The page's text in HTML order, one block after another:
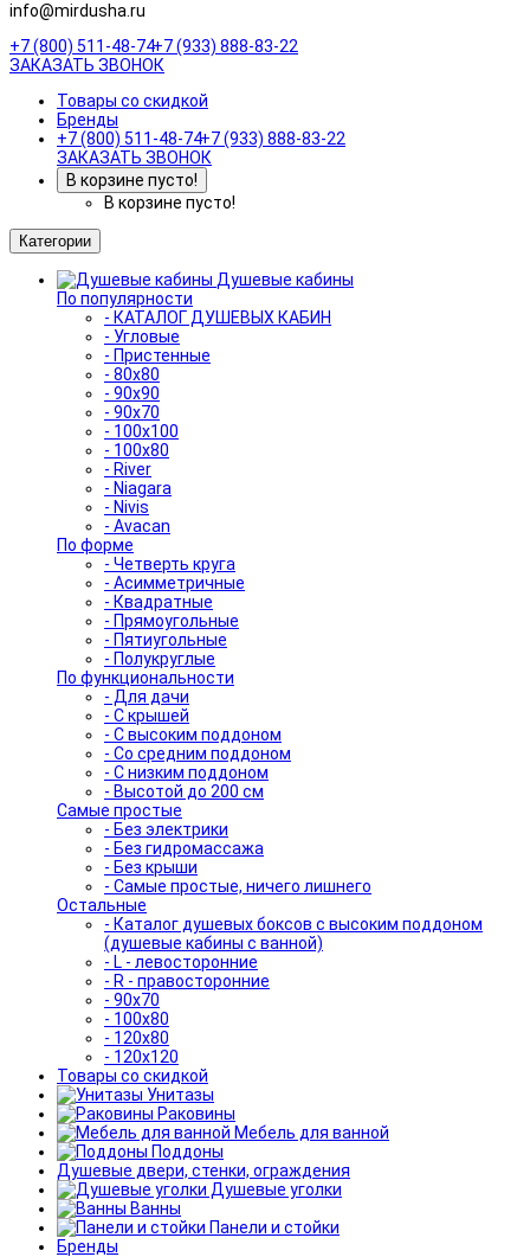
info@mirdusha.ru
+7 (800) 511-48-74+7 (933) 888-83-22
ЗАКАЗАТЬ ЗВОНОК
Товары со скидкой
Бренды
+7 (800) 511-48-74+7 (933) 888-83-22
ЗАКАЗАТЬ ЗВОНОК
В корзине пусто!
В корзине пусто!
Категории
Душевые кабины
По популярности
- КАТАЛОГ ДУШЕВЫХ КАБИН
- Угловые
- Пристенные
- 80x80
- 90x90
- 90x70
- 100x100
- 100x80
- River
- Niagara
- Nivis
- Avacan
По форме
- Четверть круга
- Асимметричные
- Квадратные
- Прямоугольные
- Пятиугольные
- Полукруглые
По функциональности
- Для дачи
- С крышей
- С высоким поддоном
- Со средним поддоном
- С низким поддоном
- Высотой до 200 см
Самые простые
- Без электрики
- Без гидромассажа
- Без крыши
- Самые простые, ничего лишнего
Остальные
- Каталог душевых боксов с высоким поддоном
(душевые кабины с ванной)
- L - левосторонние
- R - правосторонние
- 90x70
- 100x80
- 120x80
- 120x120
Товары со скидкой
Унитазы
Раковины
Мебель для ванной
Поддоны
Душевые двери, стенки, ограждения
Душевые уголки
Ванны
Панели и стойки
Бренды